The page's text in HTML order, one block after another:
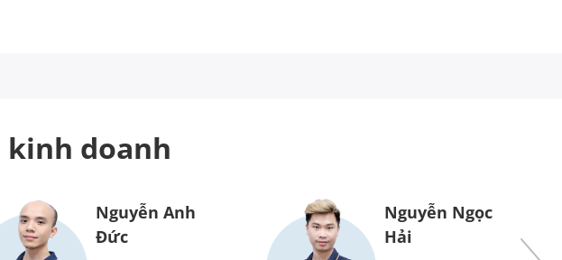
kinh doanh
Nguyễn Ngọc
Nguyễn Thu